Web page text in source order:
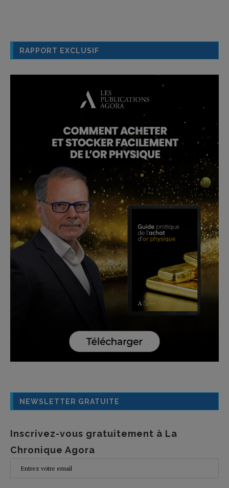
RAPPORT EXCLUSIF
NEWSLETTER GRATUITE
Inscrivez-vous gratuitement à La
Chronique Agora